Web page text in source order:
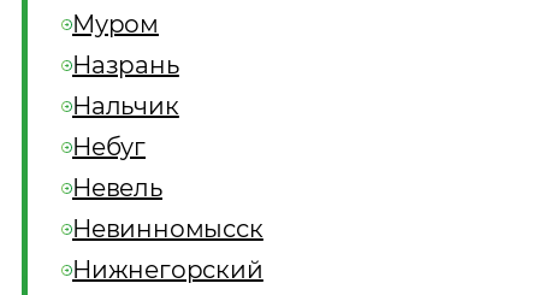
Муром
Назрань
Нальчик
Небуг
Невель
Невинномысск
Нижнегорский